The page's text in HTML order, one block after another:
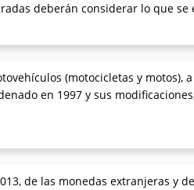
deberán considerar lo que
(motocicletas y
en 1997 y sus
de las monedas extranjeras y